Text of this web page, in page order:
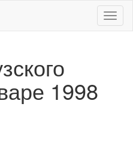
Меню
1998